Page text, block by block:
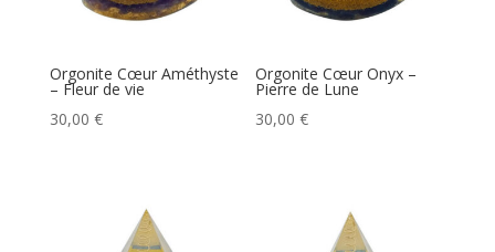
Orgonite Cœur Améthyste
– Fleur de vie
30,00 €
Orgonite Cœur Onyx –
Pierre de Lune
30,00€